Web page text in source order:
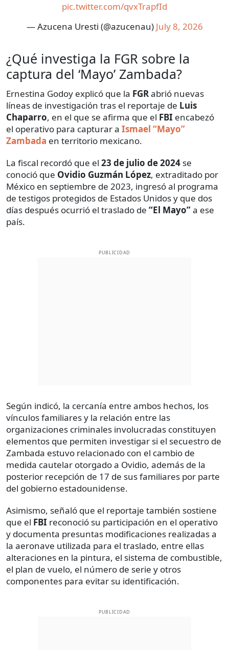
pic.twitter.com/qvxTrapfId
— Azucena Uresti (@azucenau) July 8, 2026
¿Qué investiga la FGR sobre la
captura del ‘Mayo’ Zambada?
Ernestina Godoy explicó que la FGRabrió nuevas
líneas de investigación tras el reportaje de Luis
Chaparro, en el que se afirma que el FBI encabezó
el operativo para capturar a Ismael “Mayo”
Zambada en territorio mexicano.
La fiscal recordó que el 23 de julio de 2024 se
conoció que Ovidio Guzmán López, extraditado por
México en septiembre de 2023, ingresó al programa
de testigos protegidos de Estados Unidos y que dos
días después ocurrió el traslado de “El Mayo”a ese
país.
PUBLICIDAD
Según indicó, la cercanía entre ambos hechos, los
vínculos familiares y la relación entre las
organizaciones criminales involucradas constituyen
elementos que permiten investigar si el secuestro de
Zambada estuvo relacionado con el cambio de
medida cautelar otorgado a Ovidio, además de la
posterior recepción de 17 de sus familiares por parte
del gobierno estadounidense.
Asimismo, señaló que el reportaje también sostiene
que el FBI reconoció su participación en el operativo
y documenta presuntas modificaciones realizadas a
la aeronave utilizada para el traslado, entre ellas
alteraciones en la pintura, el sistema de combustible,
el plan de vuelo, el número de serie y otros
componentes para evitar su identificación.
PUBLICIDAD